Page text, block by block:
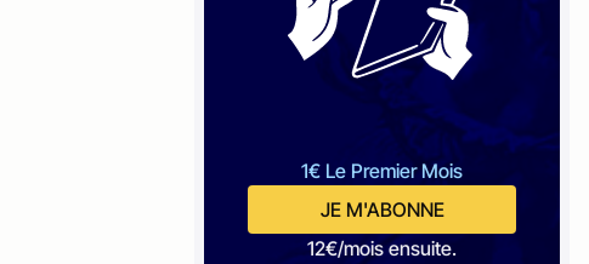
1€ Le Premier Mois
JE M'ABONNE
12€/mois ensuite.